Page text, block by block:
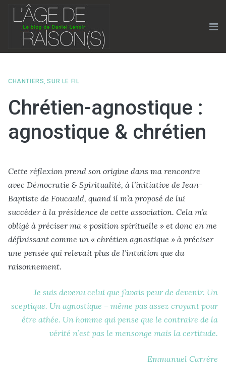
Skip
content
CHANTIERS,SUR LE FIL
Chrétien-agnostique :
agnostique & chrétien
Cette réflexion prend son origine dans ma rencontre
avec Démocratie & Spiritualité, à l’initiative de Jean-
Baptiste de Foucauld, quand il m’a proposé de lui
succéder à la présidence de cette association. Cela m’a
obligé à préciser ma « position spirituelle » et donc en me
définissant comme un « chrétien agnostique » à préciser
une pensée qui relevait plus de l’intuition que du
raisonnement.
Je suis devenu celui que j’avais peur de devenir. Un
sceptique. Un agnostique – même pas assez croyant pour
être athée. Un homme qui pense que le contraire de la
vérité n’est pas le mensonge mais la certitude.
Emmanuel Carrère